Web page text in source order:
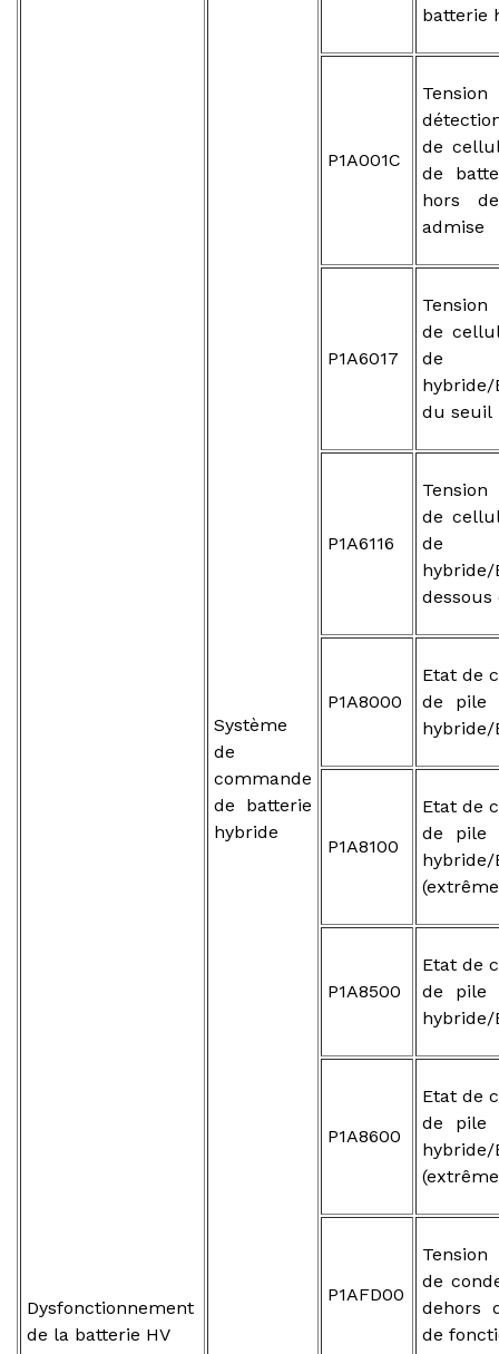
Dysfonctionnement
de la batterie HV
Système
de
commande
de batterie
hybride
batterie
P1A001C
de
de
hors
admise
P1A6017
de
de
du seuil
P1A6116
de
de
P1A8000
Etat de
de pile
hybride/
P1A8100
Etat de
de pile
P1A8500
Etat de
de pile
hybride/
P1A8600
Etat de
de pile
P1AFD00
de
dehors
de